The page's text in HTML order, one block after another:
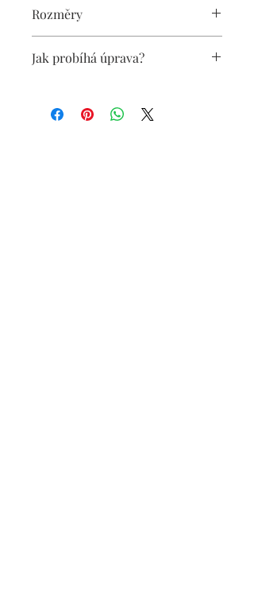
Rozměry
29,7 cm x 42 cm
Jak probíhá úprava?
šablony v programu Canva, jejíž
součástí je odkaz na Vámi